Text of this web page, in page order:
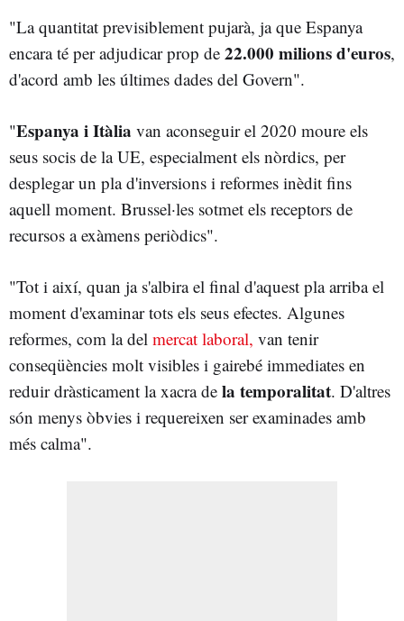
"La quantitat previsiblement pujarà, ja que Espanya
encara té per adjudicar prop de 22.000 milions d'euros,
d'acord amb les últimes dades del Govern".
"Espanya i Itàlia van aconseguir el 2020 moure els
seus socis de la UE, especialment els nòrdics, per
desplegar un pla d'inversions i reformes inèdit fins
aquell moment. Brussel·les sotmet els receptors de
recursos a exàmens periòdics".
"Tot i així, quan ja s'albira el final d'aquest pla arriba el
moment d'examinar tots els seus efectes. Algunes
reformes, com la del mercat laboral, van tenir
conseqüències molt visibles i gairebé immediates en
reduir dràsticament la xacra de la temporalitat. D'altres
són menys òbvies i requereixen ser examinades amb
més calma".